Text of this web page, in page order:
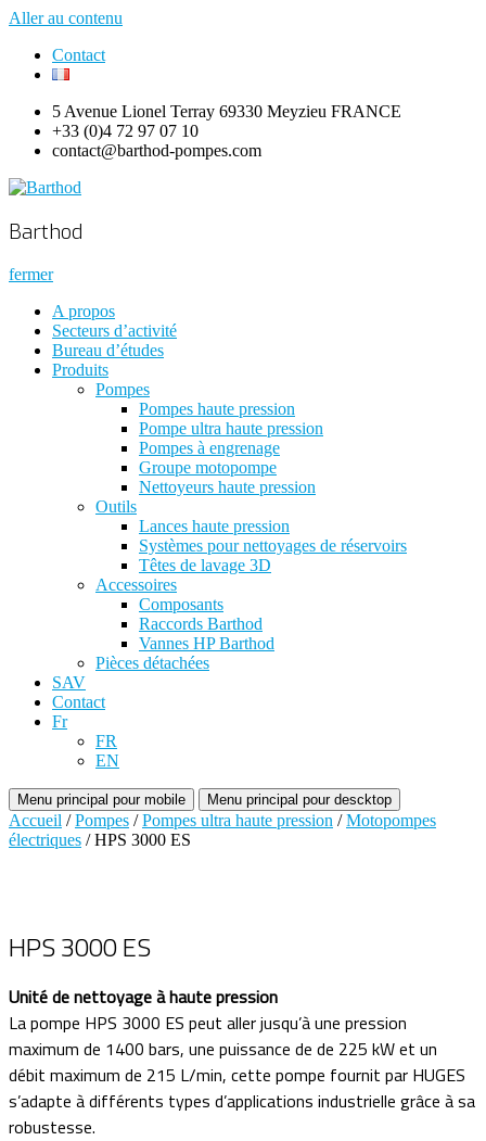
Aller au contenu
Contact
5 Avenue Lionel Terray 69330 Meyzieu FRANCE
+33 (0)4 72 97 07 10
contact@barthod-pompes.com
Barthod
High Pressure Engineering
Barthod
fermer
A propos
Secteurs d’activité
Bureau d’études
Produits
Pompes
Pompes haute pression
Pompe ultra haute pression
Pompes à engrenage
Groupe motopompe
Nettoyeurs haute pression
Outils
Lances haute pression
Systèmes pour nettoyages de réservoirs
Têtes de lavage 3D
Accessoires
Composants
Raccords Barthod
Vannes HP Barthod
Pièces détachées
SAV
Contact
Fr
FR
EN
Menu principal pour mobile Menu principal pour descktop
Accueil /Pompes /Pompes ultra haute pression /Motopompes
électriques / HPS 3000 ES
HPS 3000 ES
Unité de nettoyage à haute pression
La pompe HPS 3000 ES peut aller jusqu’à une pression
maximum de 1400 bars, une puissance de de 225 kW et un
débit maximum de 215 L/min, cette pompe fournit par HUGES
s’adapte à différents types d’applications industrielle grâce à sa
robustesse.